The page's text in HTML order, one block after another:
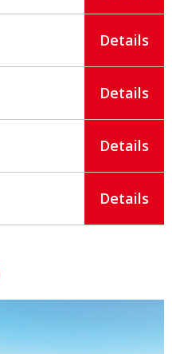
Details
Details
Details
Details